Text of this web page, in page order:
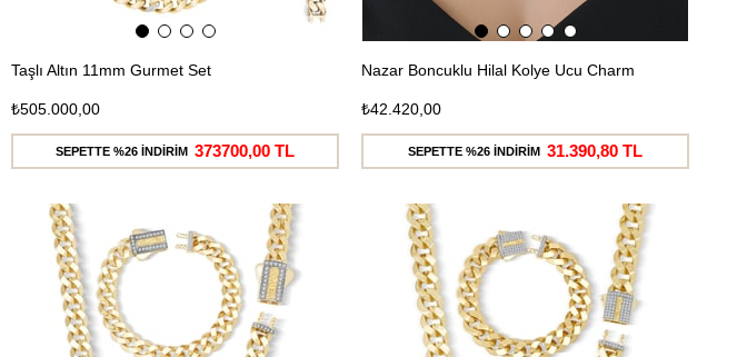
Taşlı Altın 11mm Gurmet Set
₺505.000,00
SEPETTE %26 İNDİRİM 373700,00 TL
Nazar Boncuklu Hilal Kolye Ucu Charm
₺42.420,00
SEPETTE %26 İNDİRİM 31.390,80 TL
Ücretsiz
Kargo
Ücretsiz
Kargo